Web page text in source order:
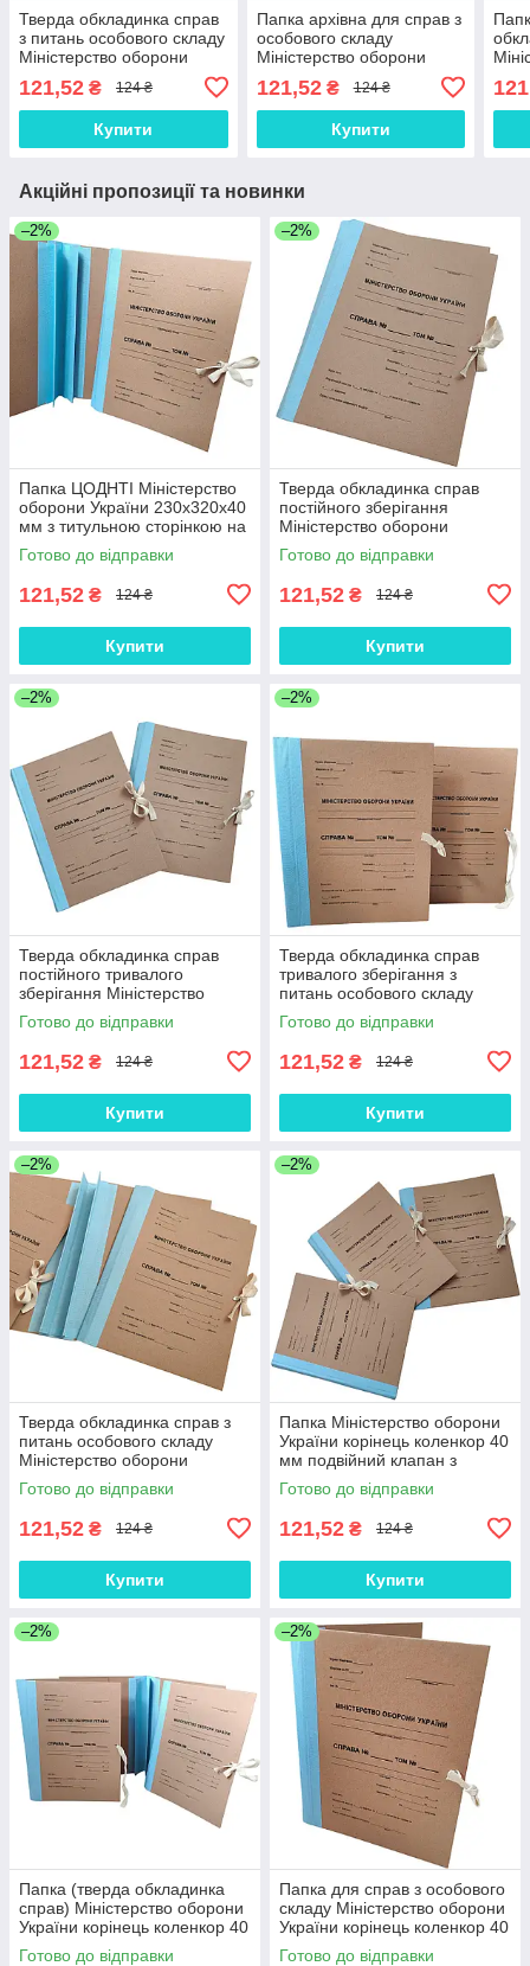
Тверда обкладинка справ
з питань особового складу
Міністерство оборони
України 40 мм коленкор
подвійний клапан
121,52 ₴ 124 ₴
Купити
Папка архівна для справ з
особового складу
Міністерство оборони
України корінець коленкор
40 мм подвійний клапан
121,52₴ 124 ₴
Купити
40
Акційні пропозиції та новинки
–2%
Папка ЦОДНТІ Міністерство
оборони України 230x320x40
мм з титульною сторінкою на
зав'язках
Готово до відправки
121,52 ₴ 124 ₴
Купити
–2%
Тверда обкладинка справ
постійного зберігання
Міністерство оборони
України коленкор 230x320x40
мм подвійний клапан
Готово до відправки
121,52 ₴ 124 ₴
Купити
–2%
Тверда обкладинка справ
постійного тривалого
зберігання Міністерство
оборони України коленкор
230x320x40 мм
Готово до відправки
121,52 ₴ 124 ₴
Купити
–2%
Тверда обкладинка справ
тривалого зберігання з
питань особового складу
Міністерство оборони
України 40 мм
Готово до відправки
121,52 ₴ 124 ₴
Купити
–2%
Тверда обкладинка справ з
питань особового складу
Міністерство оборони
України 40 мм коленкор
подвійний клапан
Готово до відправки
121,52 ₴ 124 ₴
Купити
–2%
Папка Міністерство оборони
України корінець коленкор 40
мм подвійний клапан з
титулкою на зав'язках
Готово до відправки
121,52 ₴ 124 ₴
Купити
–2%
Папка (тверда обкладинка
справ) Міністерство оборони
України корінець коленкор 40
мм подвійний клапан
Готово до відправки
–2%
Папка для справ з особового
складу Міністерство оборони
України корінець коленкор 40
мм подвійний клапан
Готово до відправки